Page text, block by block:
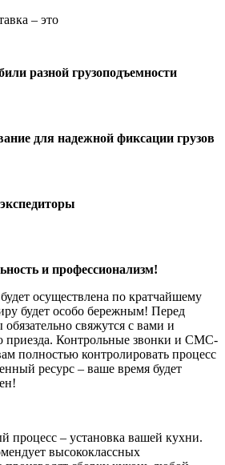
– это
разной грузоподъемности
для надежной фиксации грузов
и профессионализм!
осуществлена по кратчайшему
будет особо бережным! Перед
свяжутся с вами и
приезда. Контрольные звонки и СМС-
полностью контролировать процесс
ресурс – ваше время будет
процесс – установка вашей кухни.
высококлассных